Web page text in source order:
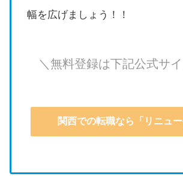
幅を広げましょう！！
＼無料登録は下記公式サ
関西での転職なら「リニュー